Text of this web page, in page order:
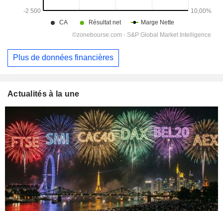
Plus de données financières
Actualités à la une